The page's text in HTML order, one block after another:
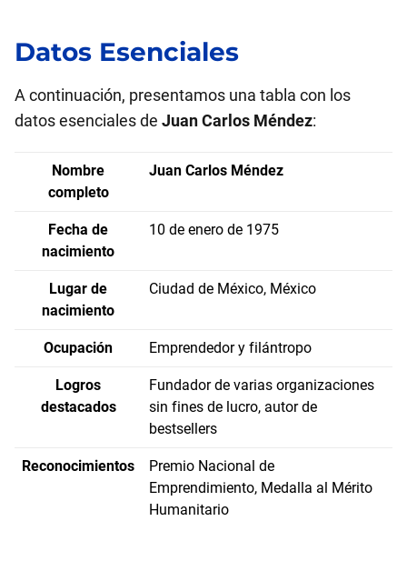
Datos Esenciales
A continuación, presentamos una tabla con los
datos esenciales de Juan Carlos Méndez:
Nombre
completo
Juan Carlos Méndez
Fecha de
nacimiento
10 de enero de 1975
Lugar de
nacimiento
Ciudad de México, México
Ocupación Emprendedor y filántropo
Logros
destacados
Fundador de varias organizaciones
sin fines de lucro, autor de
bestsellers
Reconocimientos
Premio Nacional de
Emprendimiento, Medalla al Mérito
Humanitario